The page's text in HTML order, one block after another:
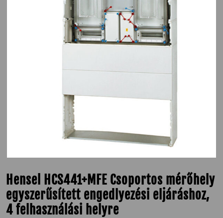
Hensel HCS441+MFE Csoportos mérőhely
egyszerűsített engedlyezési eljáráshoz,
4 felhasználási helyre